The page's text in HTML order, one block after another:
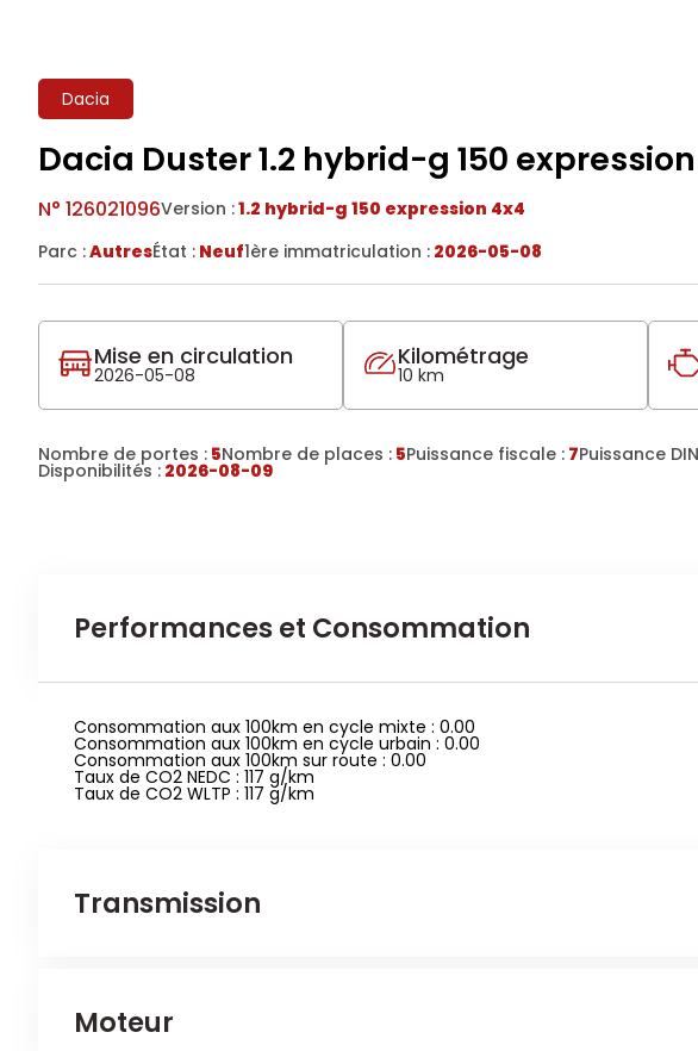
Dacia
Dacia Duster 1.2 hybrid-g 150
N° 126021096Version :1.2 hybrid-g 150 expression 4x4
Parc :AutresÉtat : Neuf1ère immatriculation : 2026-05-08
Mise en circulation
2026-05-08
Kilométrage
10 km
Nombre de portes : 5Nombre de places : 5Puissance fiscale : 7Puissance
Disponibilités : 2026-08-09
Performances et Consommation
Consommation aux 100km en cycle mixte : 0.00
Consommation aux 100km en cycle urbain : 0.00
Consommation aux 100km sur route : 0.00
Taux de CO2 NEDC : 117 g/km
Taux de CO2 WLTP : 117 g/km
Transmission
6 rapports
Moteur